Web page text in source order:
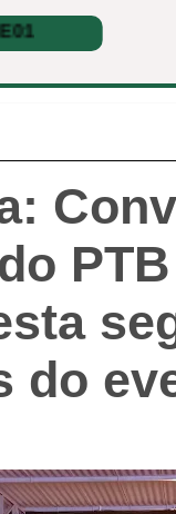
do